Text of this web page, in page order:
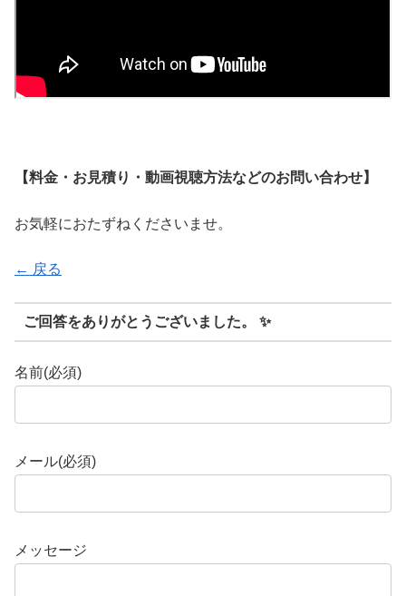
【料金・お見積り・動画視聴方法などのお問い合わせ】
お気軽におたずねくださいませ。
← 戻る
ご回答をありがとうございました。 ✨
名前(必須)
メール(必須)
メッセージ